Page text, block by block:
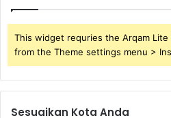
This widget requries the Arqam Lite
from the Theme settings menu >
Sesuaikan Kota Anda